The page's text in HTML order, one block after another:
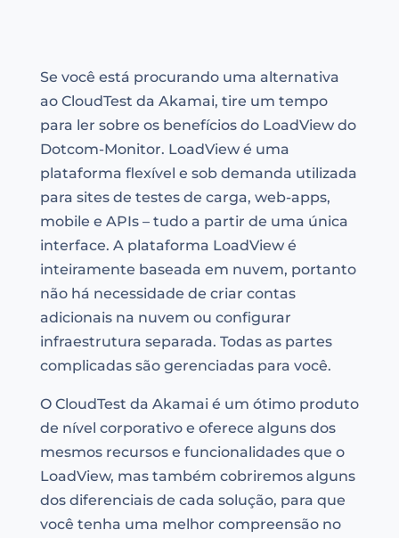
Se você está procurando uma alternativa
ao CloudTest da Akamai, tire um tempo
para ler sobre os benefícios do LoadView do
Dotcom-Monitor. LoadView é uma
plataforma flexível e sob demanda utilizada
para sites de testes de carga, web-apps,
mobile e APIs – tudo a partir de uma única
interface. A plataforma LoadView é
inteiramente baseada em nuvem, portanto
não há necessidade de criar contas
adicionais na nuvem ou configurar
infraestrutura separada. Todas as partes
complicadas são gerenciadas para você.
O CloudTest da Akamai é um ótimo produto
de nível corporativo e oferece alguns dos
mesmos recursos e funcionalidades que o
LoadView, mas também cobriremos alguns
dos diferenciais de cada solução, para que
você tenha uma melhor compreensão no